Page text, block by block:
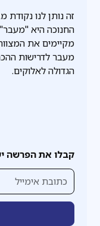
קבלו את הפרשה
זה נותן לנו
החנוכה היא
מקיימים את
מעבר לדרישות
הגדולה לאלוקים.